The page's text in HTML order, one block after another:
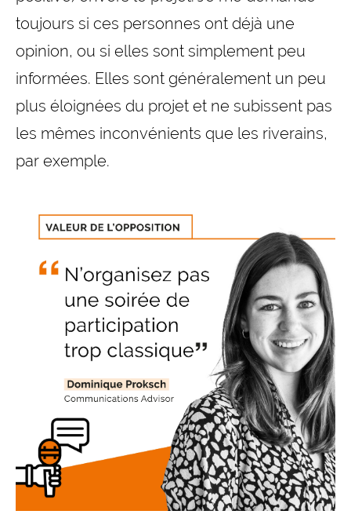
toujours si ces personnes ont déjà une
opinion, ou si elles sont simplement peu
informées. Elles sont généralement un peu
plus éloignées du projet et ne subissent pas
les mêmes inconvénients que les riverains,
par exemple.